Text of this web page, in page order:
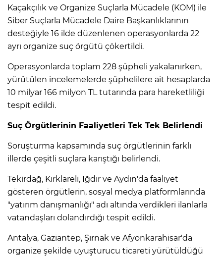
Kaçakçılık ve Organize Suçlarla Mücadele (KOM) ile
Siber Suçlarla Mücadele Daire Başkanlıklarının
desteğiyle 16 ilde düzenlenen operasyonlarda 22
ayrı organize suç örgütü çökertildi.
Operasyonlarda toplam 228 şüpheli yakalanırken,
yürütülen incelemelerde şüphelilere ait hesaplarda
10 milyar 166 milyon TL tutarında para hareketliliği
tespit edildi.
Suç Örgütlerinin Faaliyetleri Tek Tek Belirlendi
Soruşturma kapsamında suç örgütlerinin farklı
illerde çeşitli suçlara karıştığı belirlendi.
Tekirdağ, Kırklareli, Iğdır ve Aydın'da faaliyet
gösteren örgütlerin, sosyal medya platformlarında
"yatırım danışmanlığı" adı altında verdikleri ilanlarla
vatandaşları dolandırdığı tespit edildi.
Antalya, Gaziantep, Şırnak ve Afyonkarahisar'da
organize şekilde uyuşturucu ticareti yürütüldüğü